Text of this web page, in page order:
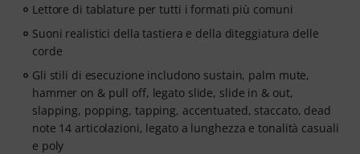
Lettore di tablature per tutti i formati più comuni
Suoni realistici della tastiera e della diteggiatura delle
corde
Gli stili di esecuzione includono sustain, palm mute,
hammer on & pull off, legato slide, slide in & out,
slapping, popping, tapping, accentuated, staccato, dead
note 14 articolazioni, legato a lunghezza e tonalità casuali
e poly